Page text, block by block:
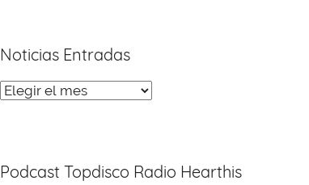
Noticias Entradas
Noticias
Podcast Topdisco Radio Hearthis